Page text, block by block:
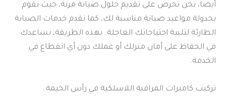
أيضا، نحن نحرص على تقديم حلول صيانة مرنة، حيث نقوم
بجدولة مواعيد صيانة مناسبة لك، كما نقدم خدمات الصيانة
الطارئة لتلبية احتياجاتك العاجلة. بهذه الطريقة، نساعدك
في الحفاظ على أمان منزلك أو عملك دون أي انقطاع في
الخدمة.
تركيب كاميرات المراقبة اللاسلكية في رأس الخيمة